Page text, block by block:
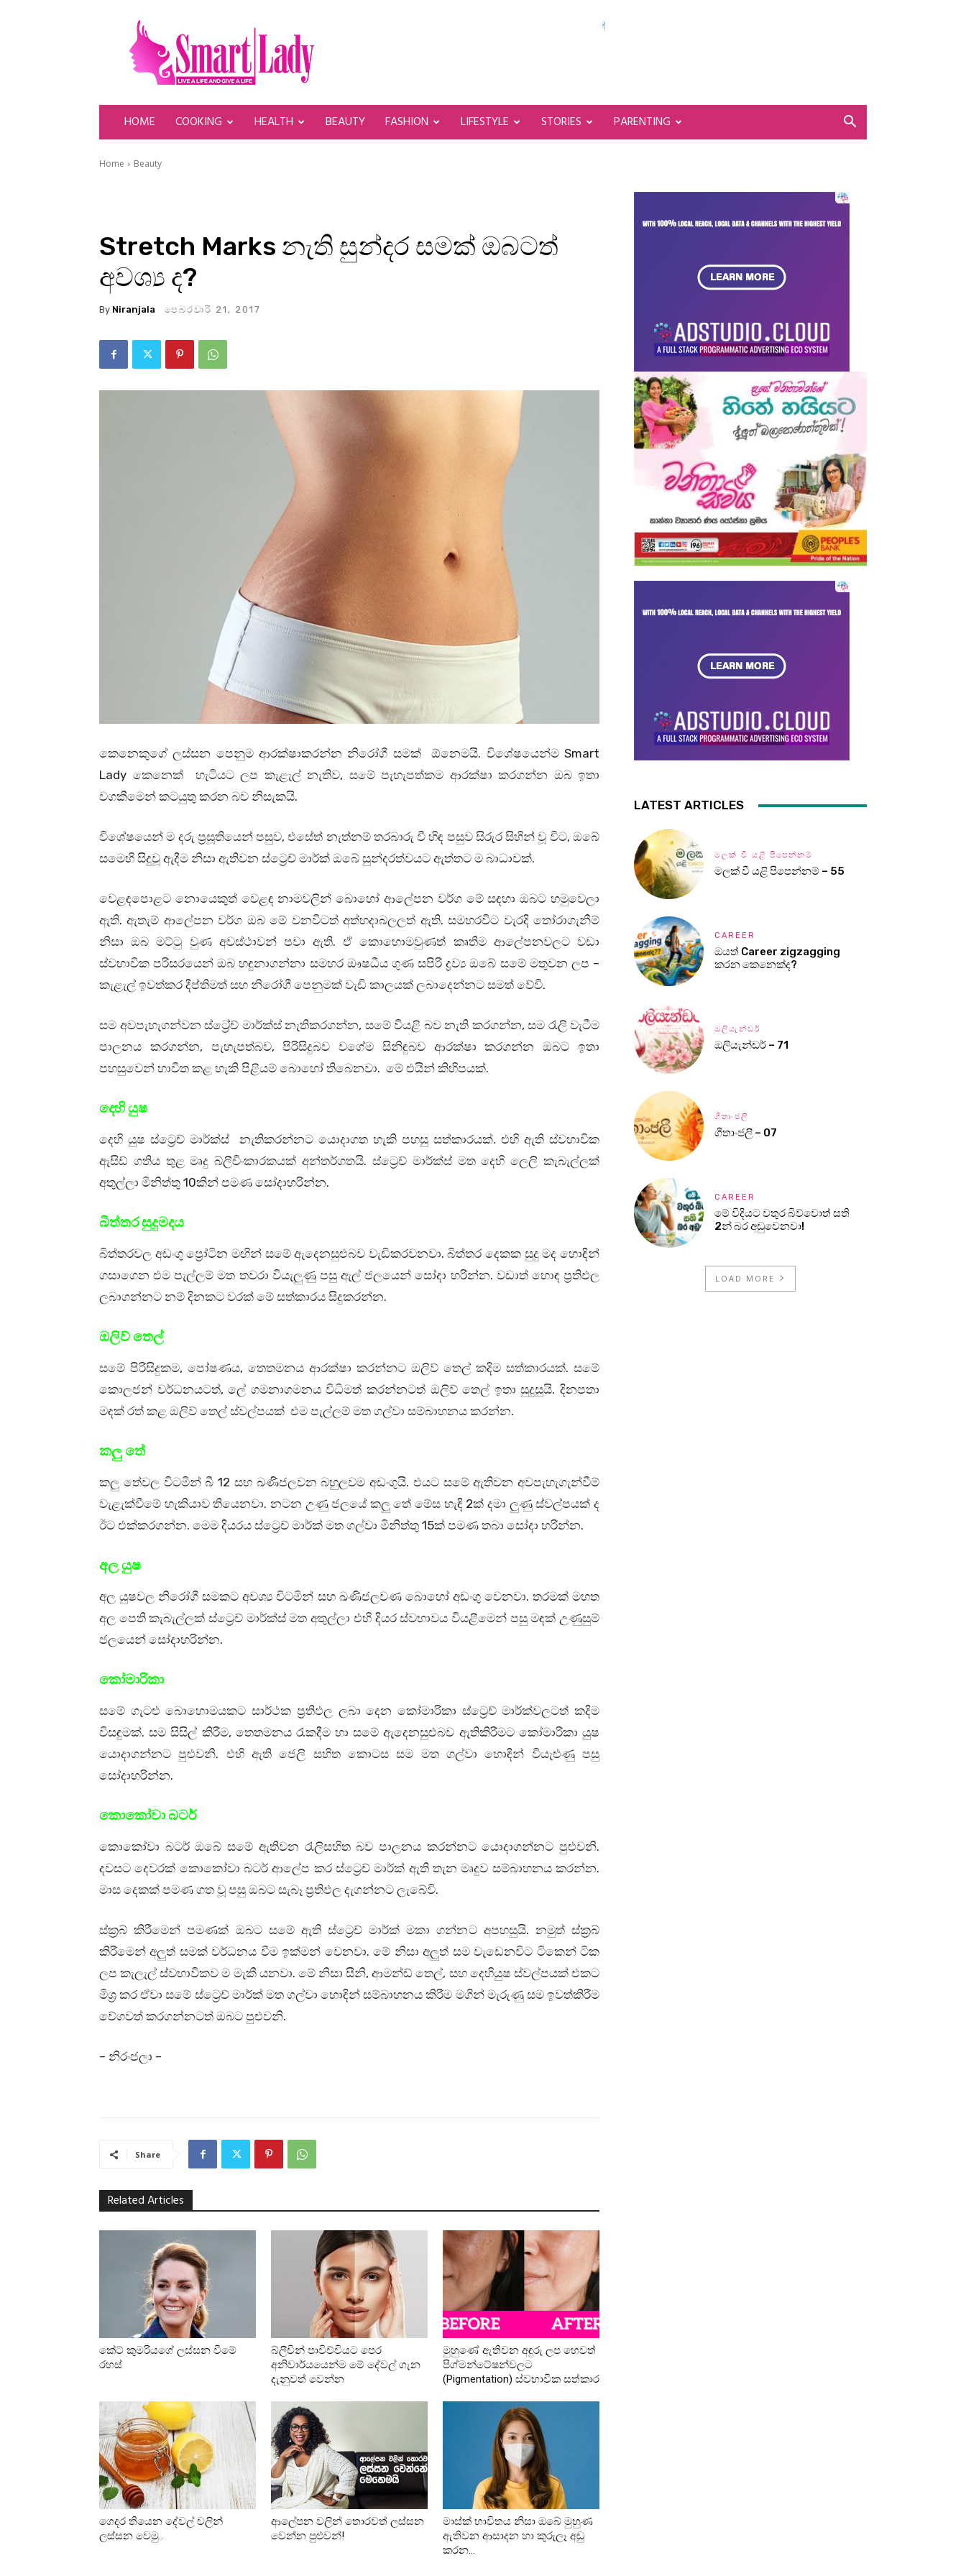
SmartLady
HOME COOKING HEALTH BEAUTY FASHION LIFESTYLE STORIES PARENTING
Home Beauty
Stretch Marks නැති සුන්දර සමක් ඔබටත්
අවශ්‍ය ද?
By Niranjala පෙබරවාරි 21, 2017
කෙනෙකුගේ ලස්සන පෙනුම ආරක්ෂාකරන්න නිරෝගී සමක් ඕනෙමයි. විශේෂයෙන්ම Smart
Lady කෙනෙක් හැටියට ලප කැළැල් නැතිව, සමේ පැහැපත්කම ආරක්ෂා කරගන්න ඔබ ඉතා
වගකීමෙන් කටයුතු කරන බව නිසැකයි.
විශේෂයෙන් ම දරු ප්‍රසූතියෙන් පසුව, එසේත් නැත්නම් තරබාරු වී හිඳ පසුව සිරුර සිහින් වූ විට, ඔබේ
සමෙහි සිදුවූ ඇදීම නිසා ඇතිවන ස්ට්‍රෙච් මාර්ක් ඔබේ සුන්දරත්වයට ඇත්තට ම බාධාවක්.
වෙළඳපොළට නොයෙකුත් වෙළඳ නාමවලින් බොහෝ ආලේපන වර්ග මේ සඳහා ඔබට හමුවෙලා
ඇති. ඇතැම් ආලේපන වර්ග ඔබ මේ වනවිටත් අත්හදාබලලත් ඇති. සමහරවිට වැරදි තෝරාගැනීම්
නිසා ඔබ මට්ටු වුණ අවස්ථාවන් පවා ඇති. ඒ කොහොමවුණත් කෘතිම ආලේපනවලට වඩා
ස්වභාවික පරිසරයෙන් ඔබ හඳුනාගන්නා සමහර ඖෂධීය ගුණ සපිරි ද්‍රව්‍ය ඔබේ සමේ මතුවන ලප –
කැළැල් ඉවත්කර දීප්තිමත් සහ නිරෝගී පෙනුමක් වැඩි කාලයක් ලබාදෙන්නට සමත් වේවි.
සම අවපැහැගන්වන ස්ට්‍රේච් මාර්ක්ස් නැතිකරගන්න, සමේ වියළි බව නැති කරගන්න, සම රැලි වැටීම
පාලනය කරගන්න, පැහැපත්බව, පිරිසිදුබව වගේම සිනිඳුබව ආරක්ෂා කරගන්න ඔබට ඉතා
පහසුවෙන් භාවිත කළ හැකි පිළියම් බොහෝ තිබෙනවා. මේ එයින් කිහිපයක්.
දෙහි යුෂ
දෙහි යුෂ ස්ට්‍රෙච් මාර්ක්ස් නැතිකරන්නට යොදාගත හැකි පහසු සත්කාරයක්. එහි ඇති ස්වභාවික
ඇසිඩ් ගතිය තුළ මෘදු බ්ලීචිංකාරකයක් අන්තර්ගතයි. ස්ට්‍රෙච් මාර්ක්ස් මත දෙහි ලෙලි කැබැල්ලක්
අතුල්ලා මිනිත්තු 10කින් පමණ සෝදාහරින්න.
බිත්තර සුදුමදය
බිත්තරවල අඩංගු ප්‍රෝටින මඟින් සමේ ඇදෙනසුළුබව වැඩිකරවනවා. බිත්තර දෙකක සුදු මද හොඳින්
ගසාගෙන එම පැල්ලම් මත තවරා වියැලුණු පසු ඇල් ජලයෙන් සෝදා හරින්න. වඩාත් හොඳ ප්‍රතිඵල
ලබාගන්නට නම් දිනකට වරක් මේ සත්කාරය සිදුකරන්න.
ඔලිව් තෙල්
සමේ පිරිසිදුකම, පෝෂණය, තෙතමනය ආරක්ෂා කරන්නට ඔලිව් තෙල් කදිම සත්කාරයක්. සමේ
කොලජන් වර්ධනයටත්, ලේ ගමනාගමනය විධිමත් කරන්නටත් ඔලිව් තෙල් ඉතා සුදුසුයි. දිනපතා
මඳක් රත් කළ ඔලිව් තෙල් ස්වල්පයක් එම පැල්ලම් මත ගල්වා සම්බාහනය කරන්න.
කලු තේ
කලු තේවල විටමින් බී 12 සහ ඛණිජලවන බහුලවම අඩංගුයි. එයට සමේ ඇතිවන අවපැහැගැන්වීම්
වැළැක්වීමේ හැකියාව තියෙනවා. නටන උණු ජලයේ කලු තේ මේස හැඳි 2ක් දමා ලුණු ස්වල්පයක් ද
ඊට එක්කරගන්න. මෙම දියරය ස්ට්‍රෙච් මාර්ක් මත ගල්වා මිනිත්තු 15ක් පමණ තබා සෝදා හරින්න.
අල යුෂ
අල යුෂවල නිරෝගී සමකට අවශ්‍ය විටමින් සහ ඛණිජලවණ බොහෝ අඩංගු වෙනවා. තරමක් මහත
අල පෙති කැබැල්ලක් ස්ට්‍රෙච් මාර්ක්ස් මත අතුල්ලා එහි දියර ස්වභාවය වියළීමෙන් පසු මඳක් උණුසුම්
ජලයෙන් සෝදාහරින්න.
කෝමාරිකා
සමේ ගැටළු බොහොමයකට සාර්ථක ප්‍රතිඵල ලබා දෙන කෝමාරිකා ස්ට්‍රෙච් මාර්ක්වලටත් කදිම
විසඳුමක්. සම සිසිල් කිරීම, තෙතමනය රැකදීම හා සමේ ඇදෙනසුළුබව ඇතිකිරීමට කෝමාරිකා යුෂ
යොදාගන්නට පුළුවනි. එහි ඇති ජෙලි සහිත කොටස සම මත ගල්වා හොඳින් වියැළුණු පසු
සෝදාහරින්න.
කොකෝවා බටර්
කොකෝවා බටර් ඔබේ සමේ ඇතිවන රැලිසහිත බව පාලනය කරන්නට යොදාගන්නට පුළුවනි.
දවසට දෙවරක් කොකෝවා බටර් ආලේප කර ස්ට්‍රෙච් මාර්ක් ඇති තැන මෘදුව සම්බාහනය කරන්න.
මාස දෙකක් පමණ ගත වූ පසු ඔබට සැබෑ ප්‍රතිඵල දැගන්නට ලැබේවි.
ස්ක්‍රබ් කිරීමෙන් පමණක් ඔබට සමේ ඇති ස්ට්‍රෙච් මාර්ක් මකා ගන්නට අපහසුයි. නමුත් ස්ක්‍රබ්
කිරීමෙන් අලුත් සමක් වර්ධනය වීම ඉක්මන් වෙනවා. මේ නිසා අලුත් සම වැඩෙනවිට ටිකෙන් ටික
ලප කැලැල් ස්වභාවිකව ම මැකී යනවා. මේ නිසා සීනි, ආමන්ඩ් තෙල්, සහ දෙහියුෂ ස්වල්පයක් එකට
මිශ්‍ර කර ඒවා සමේ ස්ට්‍රෙච් මාර්ක් මත ගල්වා හොඳින් සම්බාහනය කිරීම මගින් මැරුණු සම ඉවත්කිරීම
වේගවත් කරගන්නටත් ඔබට පුළුවනි.
– නිරංජලා –
Share
Related Articles
කේට් කුමරියගේ ලස්සන වීමේ
රහස්
බ්ලීචින් පාවිච්චියට පෙර
අනිවාර්යයෙන්ම මේ දේවල් ගැන
දැනුවත් වෙන්න
මුහුණේ ඇතිවන අඳුරු ලප හෙවත්
පිග්මන්ටේෂන්වලට
(Pigmentation) ස්වභාවික සත්කාර
ගෙදර තියෙන දේවල් වලින්
ලස්සන වෙමු..
ආලේපන වලින් තොරවත් ලස්සන
වෙන්න පුළුවන්!
මාස්ක් භාවිතය නිසා ඔබේ මුහුණ
ඇතිවන ආසාදන හා කුරුලෑ අඩු
කරන...
LATEST ARTICLES
මලක් වී යළි පිපෙන්නම්
මලක් වී යළි පිපෙන්නම් – 55
CAREER
ඔයත් Career zigzagging
කරන කෙනෙක්ද?
ඔලියැන්ඩර්
ඔලියැන්ඩර් – 71
ගීතාංජලී
ගීතාංජලී – 07
CAREER
මේ විදියට වතුර බිව්වොත් සති
2න් බර අඩුවෙනවා!
LOAD MORE